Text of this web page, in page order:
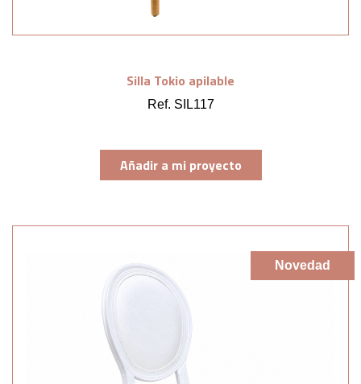
Silla Tokio apilable
Ref. SIL117
Añadir a mi proyecto
Novedad